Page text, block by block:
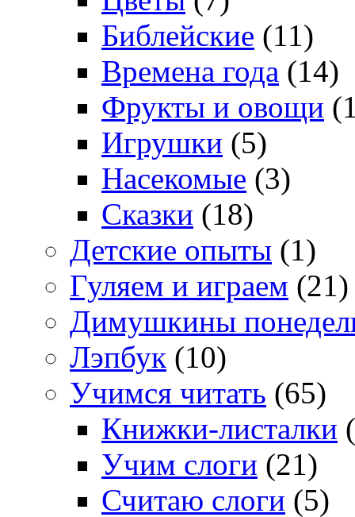
Библейские (11)
Времена года (14)
Фрукты и овощи
Игрушки (5)
Насекомые (3)
Сказки (18)
Детские опыты (1)
Гуляем и играем (21)
Димушкины
Лэпбук (10)
Учимся читать (65)
Книжки-листалки
Учим слоги (21)
Считаю слоги (5)